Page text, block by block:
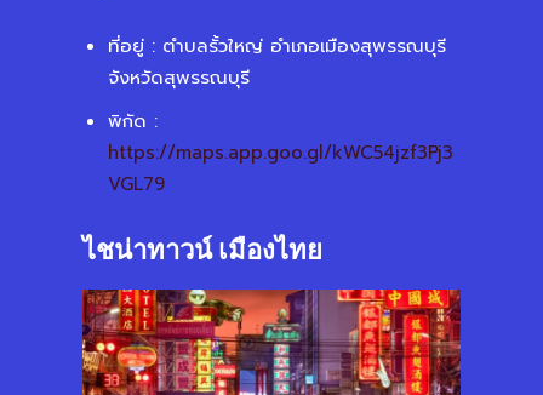
ที่อยู่ : ตำบลรั้วใหญ่ อำเภอเมืองสุพรรณบุรี
จังหวัดสุพรรณบุรี
พิกัด :
https://maps.app.goo.gl/kWC54jzf3Pj3
VGL79
ไชน่าทาวน์ เมืองไทย